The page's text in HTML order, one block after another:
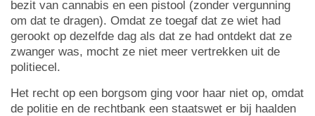
bezit van cannabis en een pistool (zonder vergunning
om dat te dragen). Omdat ze toegaf dat ze wiet had
gerookt op dezelfde dag als dat ze had ontdekt dat ze
zwanger was, mocht ze niet meer vertrekken uit de
politiecel.
Het recht op een borgsom ging voor haar niet op, omdat
de politie en de rechtbank een staatswet er bij haalden